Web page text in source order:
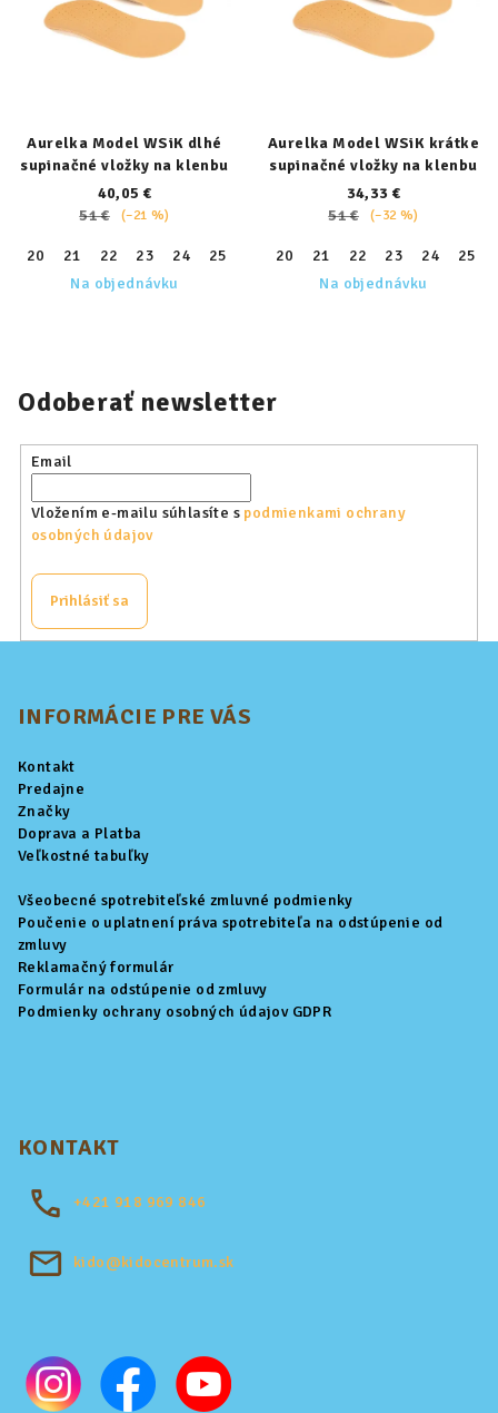
Aurelka Model WSiK dlhé
supinačné vložky na klenbu
40,05 €
51 €
(–21 %)
20 21 22 23 24 25 27 28 29 30 31
32
Na objednávku
Aurelka Model WSiK krátke
supinačné vložky na klenbu
34,33 €
51 €
(–32 %)
20 21 22 23 24 25
Na objednávku
Odoberať newsletter
Email
Vložením e-mailu súhlasíte s podmienkami ochrany
osobných údajov
Prihlásiť sa
INFORMÁCIE PRE VÁS
Kontakt
Predajne
Značky
Doprava a Platba
Veľkostné tabuľky
Všeobecné spotrebiteľské zmluvné podmienky
Poučenie o uplatnení práva spotrebiteľa na odstúpenie od
zmluvy
Reklamačný formulár
Formulár na odstúpenie od zmluvy
Podmienky ochrany osobných údajov GDPR
KONTAKT
+421 918 969 846
kido@kidocentrum.sk